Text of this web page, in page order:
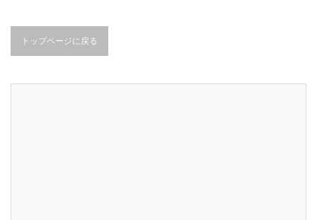
トップページに戻る